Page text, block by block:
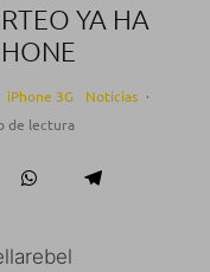
YA HA
iPhone 3G Noticias ·
de lectura